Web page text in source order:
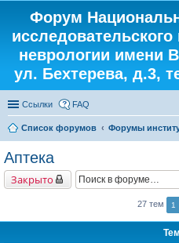
Форум
неврологии имени
ул. Бехтерева, д.3,
Ссылки FAQ
Список форумов Форумы
Аптека
Закрыто
27 тем 1